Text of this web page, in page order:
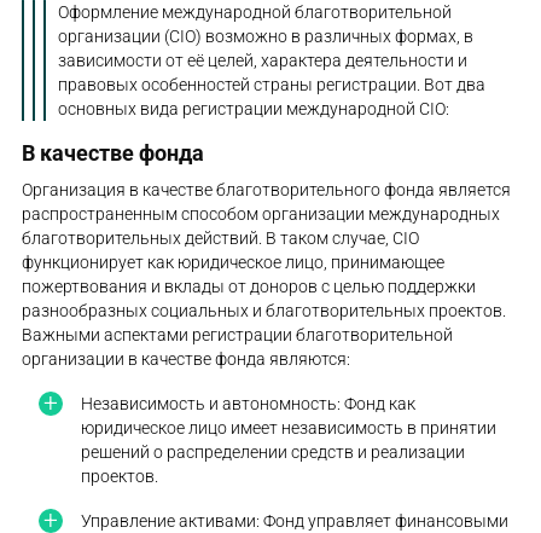
Оформление международной благотворительной
организации (CIO) возможно в различных формах, в
зависимости от её целей, характера деятельности и
правовых особенностей страны регистрации. Вот два
основных вида регистрации международной CIO:
В качестве фонда
Организация в качестве благотворительного фонда является
распространенным способом организации международных
благотворительных действий. В таком случае, CIO
функционирует как юридическое лицо, принимающее
пожертвования и вклады от доноров с целью поддержки
разнообразных социальных и благотворительных проектов.
Важными аспектами регистрации благотворительной
организации в качестве фонда являются:
Независимость и автономность: Фонд как
юридическое лицо имеет независимость в принятии
решений о распределении средств и реализации
проектов.
Управление активами: Фонд управляет финансовыми